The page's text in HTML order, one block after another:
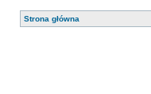
Strona główna